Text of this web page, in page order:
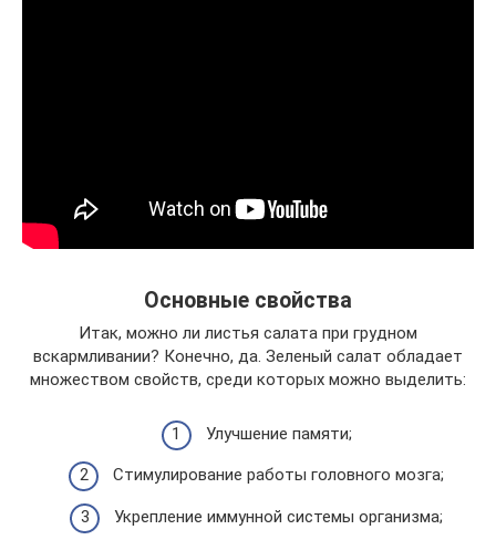
Основные свойства
Итак, можно ли листья салата при грудном
вскармливании? Конечно, да. Зеленый салат обладает
множеством свойств, среди которых можно выделить:
Улучшение памяти;
Стимулирование работы головного мозга;
Укрепление иммунной системы организма;